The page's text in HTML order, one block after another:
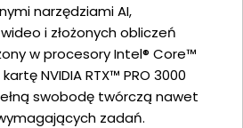
narzędziami AI,
i złożonych obliczeń
w procesory Intel® Core™
NVIDIA RTX™ PRO 3000
swobodę twórczą nawet
zadań.